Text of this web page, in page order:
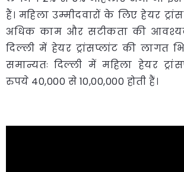
हैं। महिला उम्मीदवारों के लिए हेयर
अधिक काम और सटीकता की
दिल्ली में हेयर ट्रांसप्लांट की लागत
समान्यतः दिल्ली में महिला हेयर
रुपये 40,000 से 10,00,000 होती हैं।